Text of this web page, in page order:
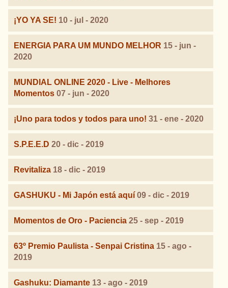
¡YO YA SE! 10 - jul - 2020
ENERGIA PARA UM MUNDO MELHOR 15 - jun -
2020
MUNDIAL ONLINE 2020 - Live - Melhores
Momentos 07 - jun - 2020
¡Uno para todos y todos para uno! 31 - ene - 2020
S.P.E.E.D 20 - dic - 2019
Revitaliza 18 - dic - 2019
GASHUKU - Mi Japón está aquí 09 - dic - 2019
Momentos de Oro - Paciencia 25 - sep - 2019
63º Premio Paulista - Senpai Cristina 15 - ago -
2019
Gashuku: Diamante 13 - ago - 2019